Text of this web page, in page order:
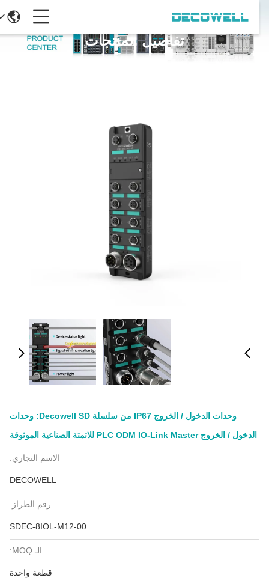
تفاصيل المنتجات
وحدات الدخول / الخروج IP67 من سلسلة Decowell SD: وحدات
الدخول / الخروج PLC ODM IO-Link Master للاتمتة الصناعية الموثوقة
الاسم التجاري:
DECOWELL
رقم الطراز:
SDEC-8IOL-M12-00
الـ MOQ:
قطعة واحدة